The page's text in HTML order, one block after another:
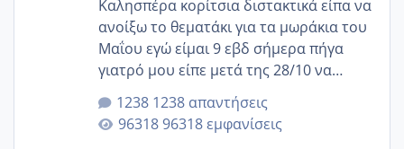
Καλησπέρα κορίτσια διστακτικά είπα να
ανοίξω το θεματάκι για τα μωράκια του
Μαΐου εγώ είμαι 9 εβδ σήμερα πήγα
γιατρό μου είπε μετά της 28/10 να
κλείσω ραντεβού για την αυχενική είναι
καμιά άλλη κοπέλα να γεννάει Μάιο ;;
1238 απαντήσεις
96318 εμφανίσεις